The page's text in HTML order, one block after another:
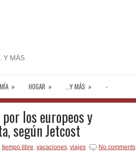
Y MÁS
» HOGAR » ...Y MÁS » -
los europeos y
según Jetcost
, tiempo libre, vacaciones, viajes No comments